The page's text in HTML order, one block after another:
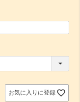
お気に入りに登録